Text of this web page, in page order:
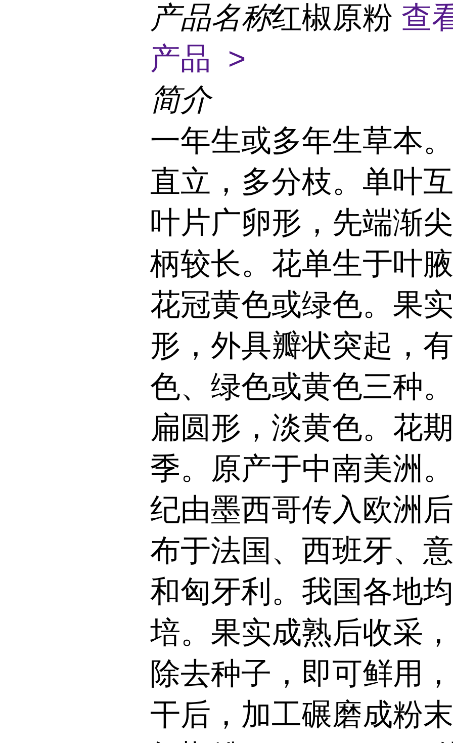
产品名称红椒原粉 查
产品 >
简介
一年生或多年生草本
直立，多分枝。单叶
叶片广卵形，先端渐
柄较长。花单生于叶
花冠黄色或绿色。果
形，外具瓣状突起，
色、绿色或黄色三种
扁圆形，淡黄色。花
季。原产于中南美洲
纪由墨西哥传入欧洲
布于法国、西班牙、
和匈牙利。我国各地
培。果实成熟后收采
除去种子，即可鲜用
干后，加工碾磨成粉